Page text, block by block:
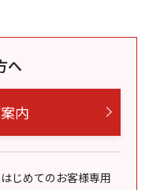
へ
内
じめてのお客様専用